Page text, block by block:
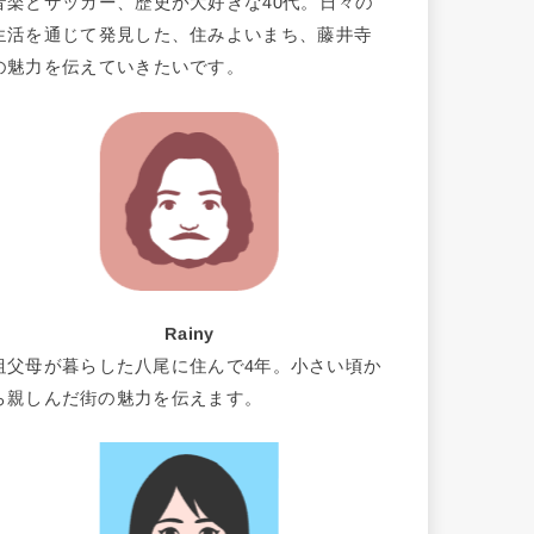
活を通じて発見した、住みよいまち、藤井寺
魅力を伝えていきたいです。
Rainy
父母が暮らした八尾に住んで4年。小さい頃か
親しんだ街の魅力を伝えます。